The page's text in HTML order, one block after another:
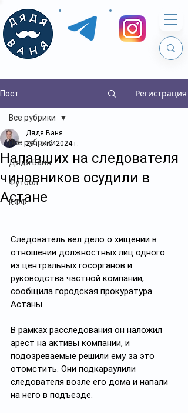
Пост Регистрация
Все рубрики
Дядя Ваня
Футбол
КФФ
Все рубрики
Напавших на следователя
чиновников осудили в
Астане
Дядя Ваня
29 нояб. 2024 г.
Следователь вел дело о хищении в
отношении должностных лиц одного
из центральных госорганов и
руководства частной компании,
сообщила городская прокуратура
Астаны.
В рамках расследования он наложил
арест на активы компании, и
подозреваемые решили ему за это
отомстить. Они подкараулили
следователя возле его дома и напали
на него в подъезде.